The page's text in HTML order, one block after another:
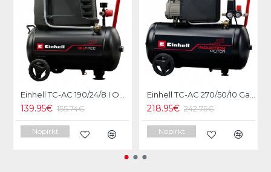
Einhell TC-AC 190/24/8 I OF Gaisa kompresors
139.95€ 155.74€
Nopirkt
Einhell TC-AC 270/50/10 Gaisa kompresors
218.95€ 242.75€
Nopirkt